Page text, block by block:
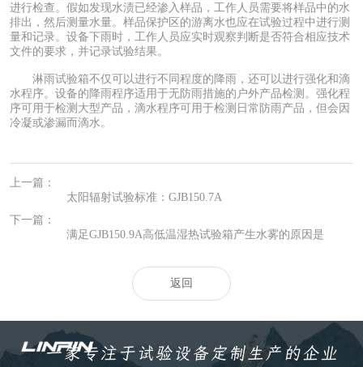
进行检查。假如发现水渍已经渗入样品，工作人员需要将样品中的水
排出，然后测量水量。样品保护区的游离水也应在试验过程中进行测
量和记录。设备下雨时，工作人员应实时观察判断是否符合相应技术
文件的要求，并记录试验结果。
淋雨试验箱不仅可以进行不同程度的降雨，还可以进行强化和滴
水程序。设备的降雨程序适用于无防雨措施的户外产品检测。强化程
序可用于检测大型产品，滴水程序可用于检测日常防雨产品，但会因
冷凝或渗漏而滴水。
上一篇：
太阳辐射试验标准：GJB150.7A
下一篇：
满足GJB150.9A高低温湿热试验箱产生水雾的原因是
返回